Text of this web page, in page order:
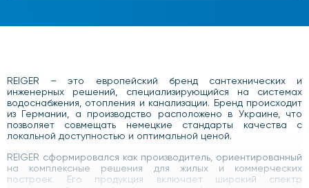
REIGER – это европейский бренд сантехнических и
инженерных решений, специализирующийся на системах
водоснабжения, отопления и канализации. Бренд происходит
из Германии, а производство расположено в Украине, что
позволяет совмещать немецкие стандарты качества с
локальной доступностью и оптимальной ценой.
REIGER сформировался как производитель, ориентированный
на комплексные решения для жилых и коммерческих
построек. Его продукция включает широкий спектр